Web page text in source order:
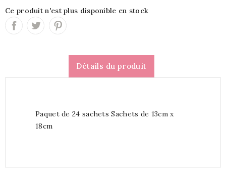
Ce produit n'est plus disponible en stock
Détails du produit
Paquet de 24 sachets Sachets de 13cm x
18cm